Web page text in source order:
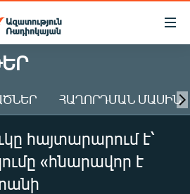
ՀԱՂՈՐԴՄԱՆ ՄԱՍԻՆ
հայտարարում է՝
«հնարավոր է